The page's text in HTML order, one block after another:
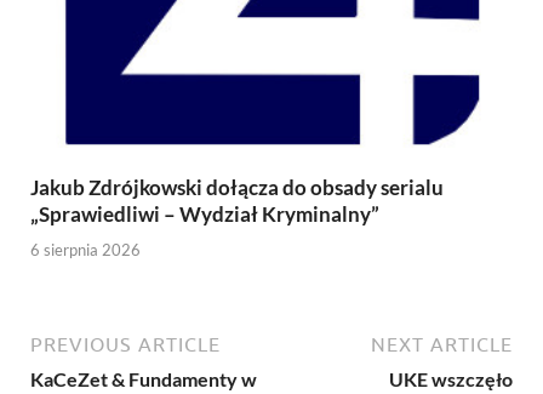
Jakub Zdrójkowski dołącza do obsady serialu
„Sprawiedliwi – Wydział Kryminalny”
6 sierpnia 2026
PREVIOUS ARTICLE
KaCeZet & Fundamenty w
NEXT ARTICLE
UKE wszczęło